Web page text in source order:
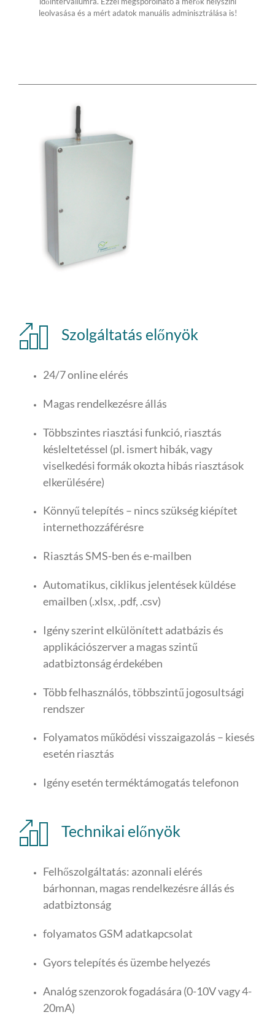
leolvasása és a mért adatok manuális adminisztrálása is!
Szolgáltatás előnyök
24/7 online elérés
Magas rendelkezésre állás
Többszintes riasztási funkció, riasztás
késleltetéssel (pl. ismert hibák, vagy
viselkedési formák okozta hibás riasztások
elkerülésére)
Könnyű telepítés – nincs szükség kiépítet
internethozzáférésre
Riasztás SMS-ben és e-mailben
Automatikus, ciklikus jelentések küldése
emailben (.xlsx, .pdf, .csv)
Igény szerint elkülönített adatbázis és
applikációszerver a magas szintű
adatbiztonság érdekében
Több felhasználós, többszintű jogosultsági
rendszer
Folyamatos működési visszaigazolás – kiesés
esetén riasztás
Igény esetén terméktámogatás telefonon
Technikai előnyök
Felhőszolgáltatás: azonnali elérés
bárhonnan, magas rendelkezésre állás és
adatbiztonság
folyamatos GSM adatkapcsolat
Gyors telepítés és üzembe helyezés
Analóg szenzorok fogadására (0-10V vagy 4-
20mA)